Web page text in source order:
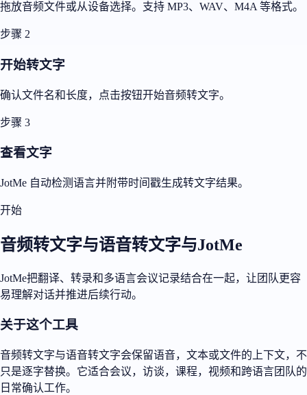
拖放音频文件或从设备选择。支持 MP3、WAV、M4A 等格式。
步骤 2
开始转文字
确认文件名和长度，点击按钮开始音频转文字。
步骤 3
查看文字
JotMe 自动检测语言并附带时间戳生成转文字结果。
开始
音频转文字与语音转文字与JotMe
JotMe把翻译、转录和多语言会议记录结合在一起，让团队更容
易理解对话并推进后续行动。
关于这个工具
音频转文字与语音转文字会保留语音，文本或文件的上下文，不
只是逐字替换。它适合会议，访谈，课程，视频和跨语言团队的
日常确认工作。